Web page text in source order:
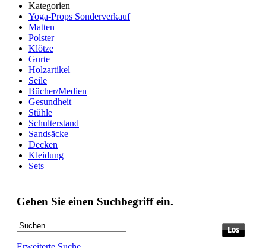
Kategorien
Yoga-Props Sonderverkauf
Matten
Polster
Klötze
Gurte
Holzartikel
Seile
Bücher/Medien
Gesundheit
Stühle
Schulterstand
Sandsäcke
Decken
Kleidung
Sets
Geben Sie einen Suchbegriff ein.